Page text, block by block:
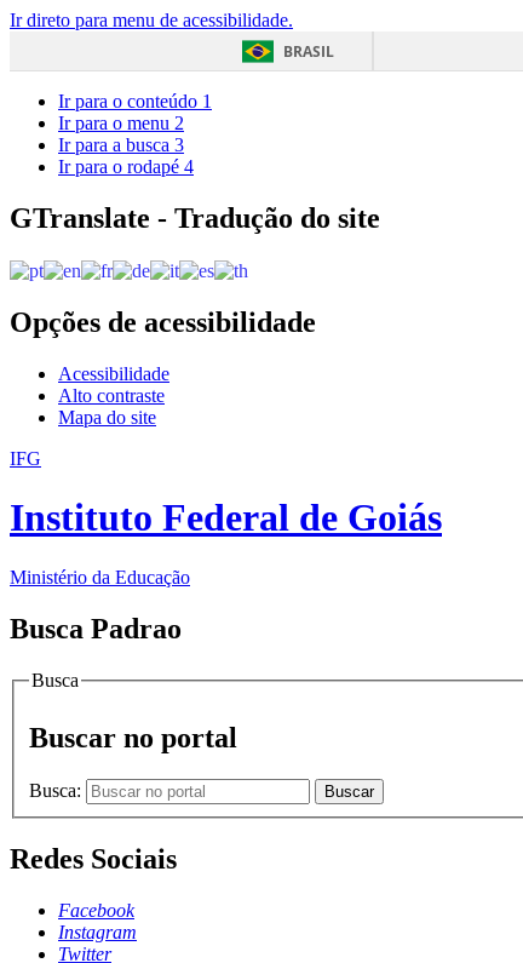
Ir direto para menu de acessibilidade.
BRASIL
Ir para o conteúdo 1
Ir para o menu 2
Ir para a busca 3
Ir para o rodapé 4
GTranslate - Tradução do site
Opções de acessibilidade
Acessibilidade
Alto contraste
Mapa do site
IFG
Instituto Federal de Goiás
Ministério da Educação
Busca Padrao
Busca
Buscar no portal
Busca: Buscar
Redes Sociais
Facebook
Instagram
Twitter